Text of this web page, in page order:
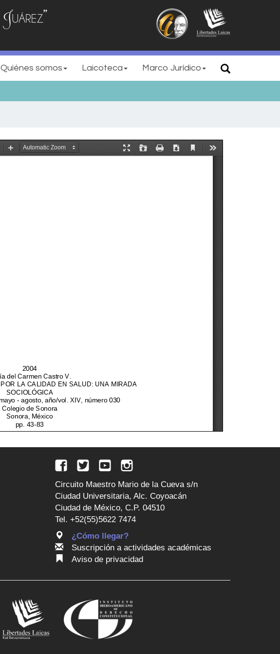
Quiénes somos Laicoteca Marco Jurídico
Circuito Maestro Mario de la Cueva s/n
Ciudad Universitaria, Alc. Coyoacán
Ciudad de México, C.P. 04510
Tel. +52(55)5622 7474
¿Cómo llegar?
Suscripción a actividades académicas
Aviso de privacidad